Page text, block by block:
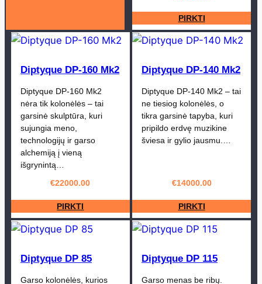
PIRKTI
Diptyque DP-160 Mk2
Diptyque DP-160 Mk2
nėra tik kolonėlės – tai
garsinė skulptūra, kuri
sujungia meno,
technologijų ir garso
alchemiją į vieną
išgrynintą…
€22000.00
PIRKTI
Diptyque DP-140 Mk2
Diptyque DP-140 Mk2 – tai
ne tiesiog kolonėlės, o
tikra garsinė tapyba, kuri
pripildo erdvę muzikine
šviesa ir gylio jausmu.…
€14000.00
PIRKTI
Diptyque DP 85
Garso kolonėlės, kurios
Diptyque DP 115
Garso menas be ribų.